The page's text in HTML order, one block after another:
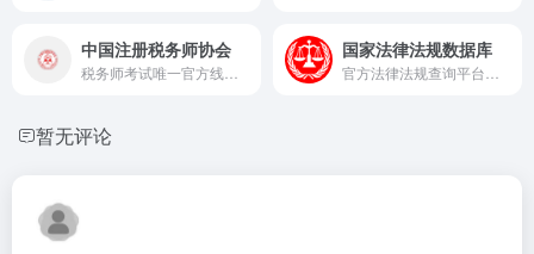
中国注册税务师协会 国家法律法规数据库
暂无评论